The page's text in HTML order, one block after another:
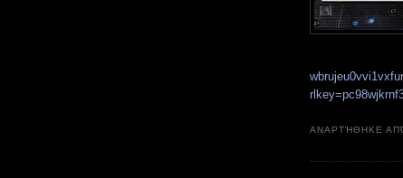
ΑΝΑΡΤΉΘΗΚΕ